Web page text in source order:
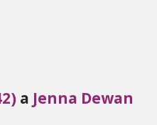
a Jenna Dewan